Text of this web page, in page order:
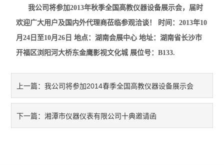
实验室制样及研磨设备
直读式透气性测定仪
我公司将参加2013年秋季全国高教仪器设备展示会，届时
欢迎广大用户及国内外代理商莅临参观洽谈！ 时间：2013年10
月24日至10月26日 地点：湖南会展中心 地址：湖南省长沙市
开福区浏阳河大桥东金鹰影视文化城 展位号：B133.
上一篇：我公司将参加2014春季全国高教仪器设备展示会
下一篇：湘潭市仪器仪表有限公司十典邀请函